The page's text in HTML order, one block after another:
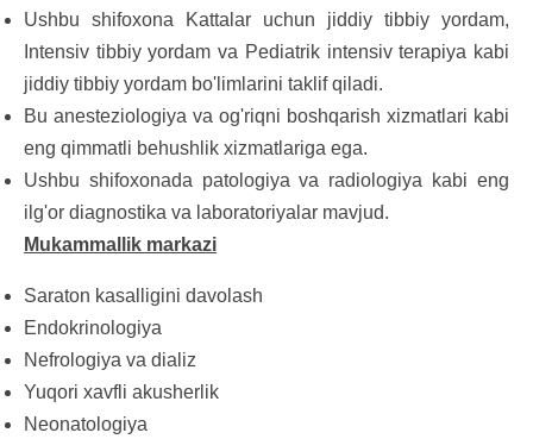
Ushbu shifoxona Kattalar uchun jiddiy tibbiy yordam,
Intensiv tibbiy yordam va Pediatrik intensiv terapiya kabi
jiddiy tibbiy yordam bo'limlarini taklif qiladi.
Bu anesteziologiya va og'riqni boshqarish xizmatlari kabi
eng qimmatli behushlik xizmatlariga ega.
Ushbu shifoxonada patologiya va radiologiya kabi eng
ilg'or diagnostika va laboratoriyalar mavjud.
Mukammallik markazi
Saraton kasalligini davolash
Endokrinologiya
Nefrologiya va dializ
Yuqori xavfli akusherlik
Neonatologiya